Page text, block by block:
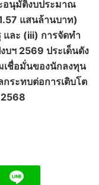
อนุมัติงบประมาณ
แสนล้านบาท)
ละ (iii) การจัดทำ
บฯ 2569 ประเด็นดัง
เชื่อมั่นของนักลงทุน
กระทบต่อการเติบโต
2568